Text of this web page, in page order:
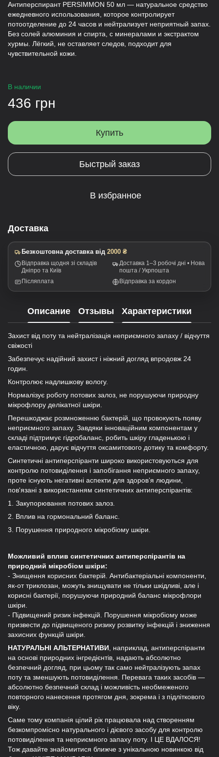
Антиперспирант PERSIMMON 50 мл — натуральное средство
ежедневного использования, которое контролирует
потоотделение до 24 часов и нейтрализует неприятный запах.
Без солей алюминия и спирта, с минералами и экстрактом
хурмы. Лёгкий, не оставляет следов, подходит для
чувствительной кожи.
В наличии
436 грн
Купить
Быстрый заказ
В избранное
Доставка
Безкоштовна доставка від 2000 ₴
Відправка щодня зі складів
Дніпро та Київ
Доставка 1–3 робочі дні • Нова
пошта / Укрпошта
Післяплата
Відправка за кордон
Описание Отзывы Характеристики
Захист від поту та нейтралізація неприємного запаху / відчуття
свіжості
Забезпечує надійний захист і ніжний догляд впродовж 24
годин.
Контролює надлишкову вологу.
Нормалізує роботу потових залоз, не порушуючи природну
мікрофлору делікатної шкіри.
Перешкоджає розмноженню бактерій, що провокують появу
неприємного запаху. Завдяки інноваційним компонентам у
складі підтримує гідробаланс, робить шкіру гладенькою і
еластичною, дарує відчуття оксамитового дотику та комфорту.
Синтетичні антиперспіранти широко використовуються для
контролю потовиділення і запобігання неприємного запаху,
проте існують негативні аспекти для здоров’я людини,
пов'язані з використанням синтетичних антиперспірантів:
1. Закупорювання потових залоз.
2. Вплив на гормональний баланс.
3. Порушення природного мікробіому шкіри.
Можливий вплив синтетичних антиперспірантів на
природний мікробіом шкіри:
- Знищення корисних бактерій. Антибактеріальні компоненти,
як-от триклозан, можуть знищувати не тільки шкідливі, але і
корисні бактерії, порушуючи природний баланс мікрофлори
шкіри.
- Підвищений ризик інфекцій. Порушення мікробіому може
призвести до підвищеного ризику розвитку інфекцій і зниження
захисних функцій шкіри.
НАТУРАЛЬНІ АЛЬТЕРНАТИВИ , наприклад, антиперспіранти
на основі природних інгредієнтів, надають абсолютно
безпечний догляд, при цьому так само нейтралізують запах
поту та зменшують потовиділення. Перевага таких засобів —
абсолютно безпечний склад і можливість необмеженого
повторного нанесення протягом дня, зокрема і з підліткового
віку.
Саме тому компанія цілий рік працювала над створенням
безкомпромісно натурального і дієвого засобу для контролю
потовиділення та неприємного запаху поту. І ЦЕ ВДАЛОСЯ!
Тож давайте знайомитися ближче з унікальною новинкою від